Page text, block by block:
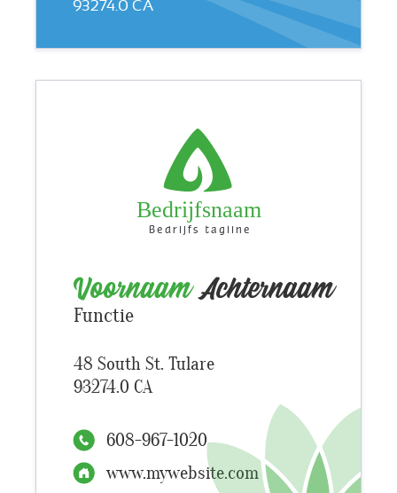
93274.0 CA
608-967-1020
www.mywebsite.com
Functie
48 South St. Tulare
93274.0 CA
VoornaamAchternaam
Bedrijfsnaam
Bedrijfs tagline